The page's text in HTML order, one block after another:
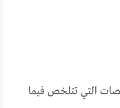
التي تتلخص فيما